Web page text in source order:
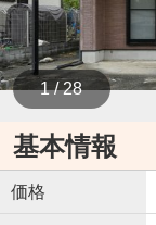
1 / 28
基本情報
価格